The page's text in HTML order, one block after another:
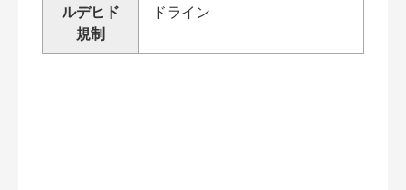
ルデヒド
規制
ドライン